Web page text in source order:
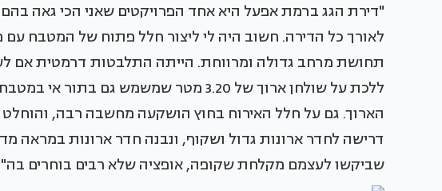
"דירת הגג ברמת אפעל היא אחד הפרויקטים שאני הכי גאה בהם.
לאורך כל הדירה. חשוב היה לי ליצור חלל פתוח של המטבח עם
תחושת מרחב גדולה ומרווחת. הייתה התלבטות דרמטית אם
ללכת על שולחן ארוך של 3.20 מטר שמשמש גם
הארוך. גם על חלל האירוח בחוץ הושקעה מחשבה רבה, והוחלט
דרישה לחדר ארונות גדול ושקוף, ונבנה חדר ארונות במראה
שביקשו לעצמם מקלחת שקופה, אופציה שלא רבים בוחרים